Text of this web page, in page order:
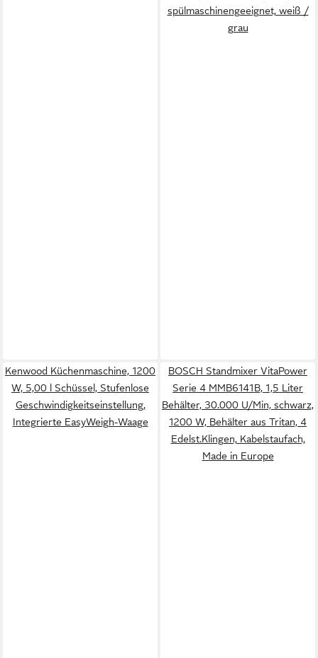
spülmaschinengeeignet, weiß /
grau
Kenwood Küchenmaschine, 1200
W, 5,00 l Schüssel, Stufenlose
Geschwindigkeitseinstellung,
Integrierte EasyWeigh-Waage
BOSCH Standmixer VitaPower
Serie 4 MMB6141B, 1,5 Liter
Behälter, 30.000 U/Min, schwarz,
1200 W, Behälter aus Tritan, 4
Edelst.Klingen, Kabelstaufach,
Made in Europe